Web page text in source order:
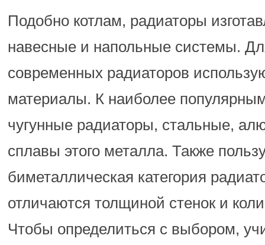
Подобно котлам, радиаторы
навесные и напольные системы.
современных радиаторов
материалы. К наиболее
чугунные радиаторы, стальные,
сплавы этого металла. Также
биметаллическая категория
отличаются толщиной стенок и
Чтобы определиться с выбором,